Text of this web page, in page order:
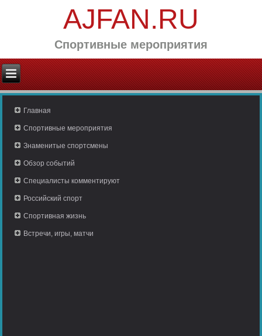
AJFAN.RU
Спортивные мероприятия
Главная
Спортивные мероприятия
Знаменитые спортсмены
Обзор событий
Специалисты комментируют
Российский спорт
Спортивная жизнь
Встречи, игры, матчи